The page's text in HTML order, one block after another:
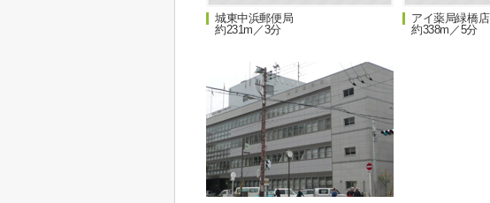
城東中浜郵便局
約231m／3分
アイ薬局緑橋店
約338m／5分